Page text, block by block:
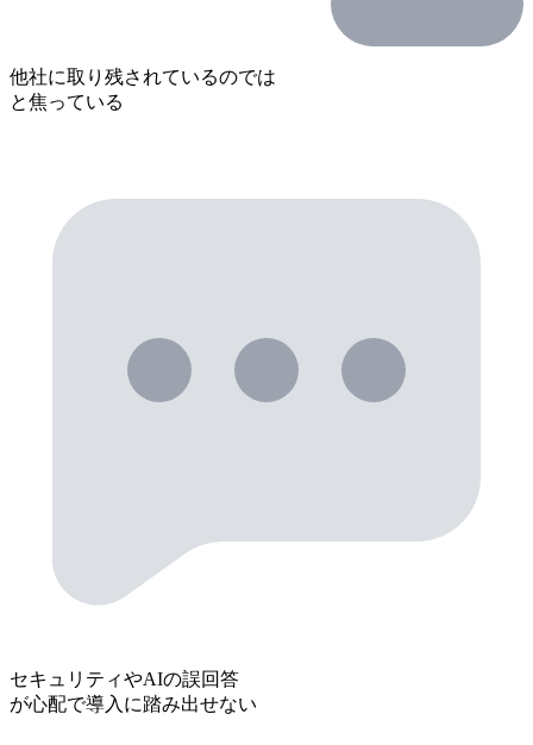
他社に取り残されているのでは
と焦っている
セキュリティやAIの誤回答
が心配で導入に踏み出せない